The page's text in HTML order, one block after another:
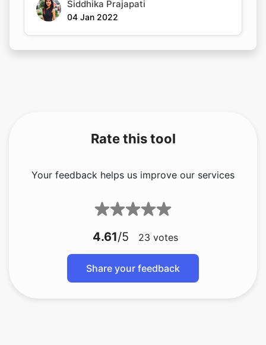
Siddhika Prajapati
04 Jan 2022
Rate this tool
Your feedback helps us improve our services
4.61/5 23 votes
Share your feedback